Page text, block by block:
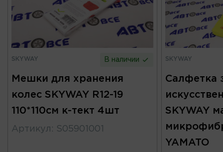
SKYWAY В наличии
Мешки для хранения
колес SKYWAY R12-19
110*110см к-тект 4шт
Артикул : S05901001
SKYWAY
Салфетка
SKYWAY
YAMATO